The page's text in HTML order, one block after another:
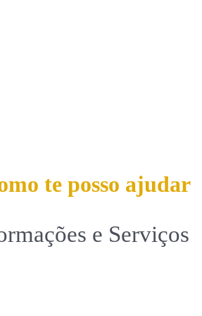
te posso ajudar
e Serviços